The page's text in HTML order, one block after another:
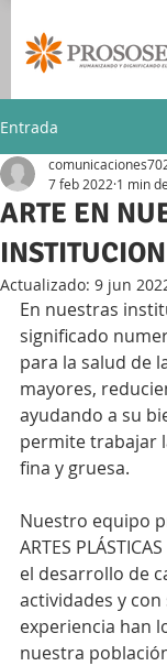
Entrada
ARTE EN
7 feb 2022 1 min
Actualizado: 9 jun
En nuestras
significado
para la salud de
mayores,
ayudando a su
permite trabajar
fina y gruesa.
Nuestro equipo
ARTES
el desarrollo de
actividades y con
experiencia han
nuestra